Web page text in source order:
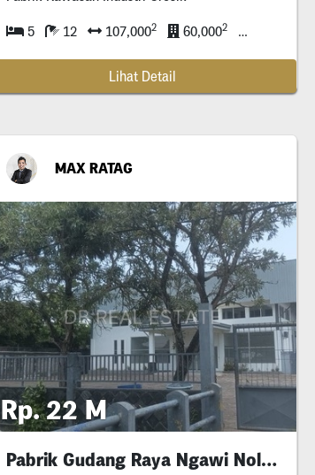
5 12 107,0002 60,0002
Lihat Detail
MAX RATAG
Rp. 22 M
Pabrik Gudang Raya Ngawi Nol Jalan Provinsi